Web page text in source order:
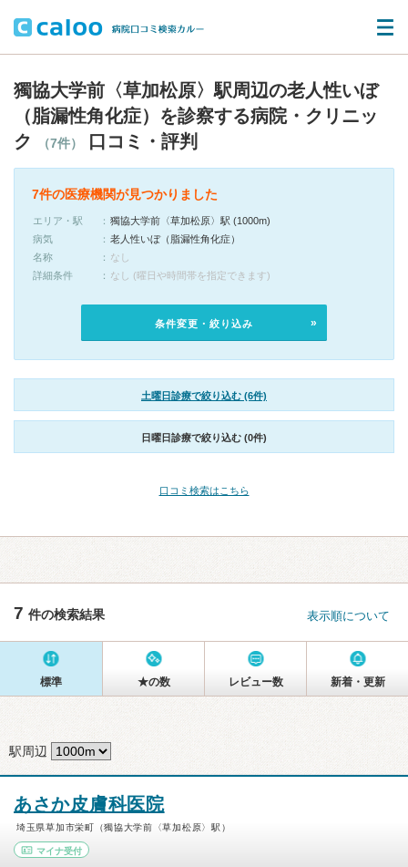
獨協大学前〈草加松原〉駅周辺の老人性いぼ
（脂漏性角化症）を診察する病院・クリニッ
ク
（7件） 口コミ・評判
7件の医療機関が見つかりました
エリア・駅
獨協大学前〈草加松原〉駅 (1000m)
病気
老人性いぼ（脂漏性角化症）
名称
なし
詳細条件
なし (曜日や時間帯を指定できます)
条件変更・絞り込み
土曜日診療で絞り込む (6件)
日曜日診療で絞り込む (0件)
口コミ検索はこちら
7 件の検索結果 表示順について
標準 ★の数 レビュー数 新着・更新
駅周辺
あさか皮膚科医院
埼玉県草加市栄町（獨協大学前〈草加松原〉駅）
マイナ受付